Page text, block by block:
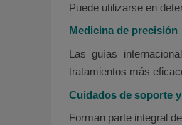
Puede utilizarse en
Medicina de precisión
Las guías
tratamientos más
Cuidados de soporte
Forman parte integral